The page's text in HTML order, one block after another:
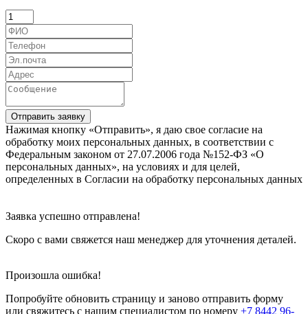
Отправить заявку
Нажимая кнопку «Отправить», я даю свое согласие на
обработку моих персональных данных, в соответствии с
Федеральным законом от 27.07.2006 года №152-ФЗ «О
персональных данных», на условиях и для целей,
определенных в Согласии на обработку персональных данных
Заявка успешно отправлена!
Скоро с вами свяжется наш менеджер для уточнения деталей.
Произошла ошибка!
Попробуйте обновить страницу и заново отправить форму
или свяжитесь с нашим специалистом по номеру +7 8442 96-